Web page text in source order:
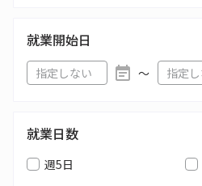
就業開始日
〜
就業日数
週5日